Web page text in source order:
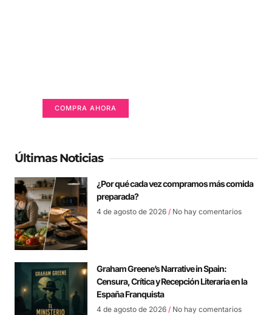
COMPRA AHORA
Últimas Noticias
¿Por qué cada vez compramos más comida
preparada?
4 de agosto de 2026 No hay comentarios
Graham Greene’s Narrative in Spain:
Censura, Crítica y Recepción Literaria en la
España Franquista
4 de agosto de 2026 No hay comentarios